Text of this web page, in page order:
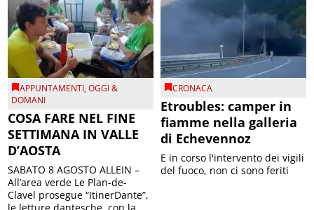
APPUNTAMENTI,OGGI &
DOMANI
COSA FARE NEL FINE
SETTIMANA IN VALLE
D’AOSTA
SABATO 8 AGOSTO ALLEIN –
All’area verde Le Plan-de-
Clavel prosegue “ItinerDante”,
CRONACA
Etroubles: camper in
fiamme nella galleria
di Echevennoz
E in corso l'intervento dei vigili
del fuoco, non ci sono feriti